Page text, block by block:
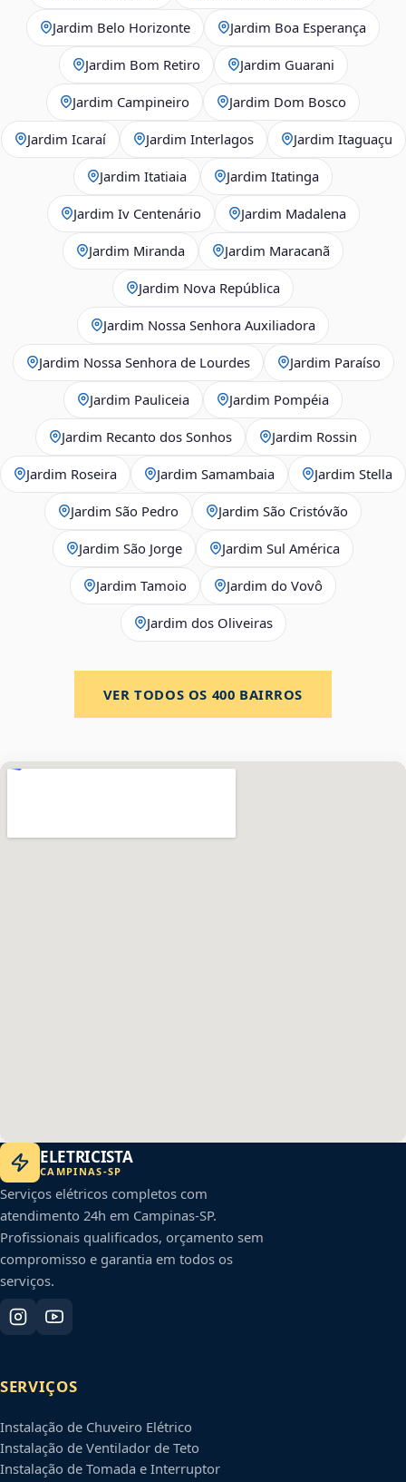
Jardim Belo Horizonte Jardim Boa Esperança
Jardim Bom Retiro Jardim Guarani
Jardim Campineiro Jardim Dom Bosco
Jardim Icaraí Jardim Interlagos Jardim Itaguaçu
Jardim Itatiaia Jardim Itatinga
Jardim Iv Centenário Jardim Madalena
Jardim Miranda Jardim Maracanã
Jardim Nova República
Jardim Nossa Senhora Auxiliadora
Jardim Nossa Senhora de Lourdes Jardim Paraíso
Jardim Pauliceia Jardim Pompéia
Jardim Recanto dos Sonhos Jardim Rossin
Jardim Roseira Jardim Samambaia Jardim Stella
Jardim São Pedro Jardim São Cristóvão
Jardim São Jorge Jardim Sul América
Jardim Tamoio Jardim do Vovô
Jardim dos Oliveiras
VER TODOS OS 400 BAIRROS
ELETRICISTA
CAMPINAS-SP
Serviços elétricos completos com
atendimento 24h em Campinas-SP.
Profissionais qualificados, orçamento sem
compromisso e garantia em todos os
serviços.
SERVIÇOS
Instalação de Chuveiro Elétrico
Instalação de Ventilador de Teto
Instalação de Tomada e Interruptor